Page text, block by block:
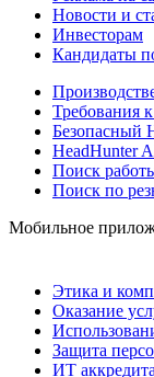
Новости и
Инвесторам
Кандидаты
Требования
Безопасный
HeadHunter
Поиск
Поиск по
Мобильное
Этика и
Оказание
Защита
ИТ